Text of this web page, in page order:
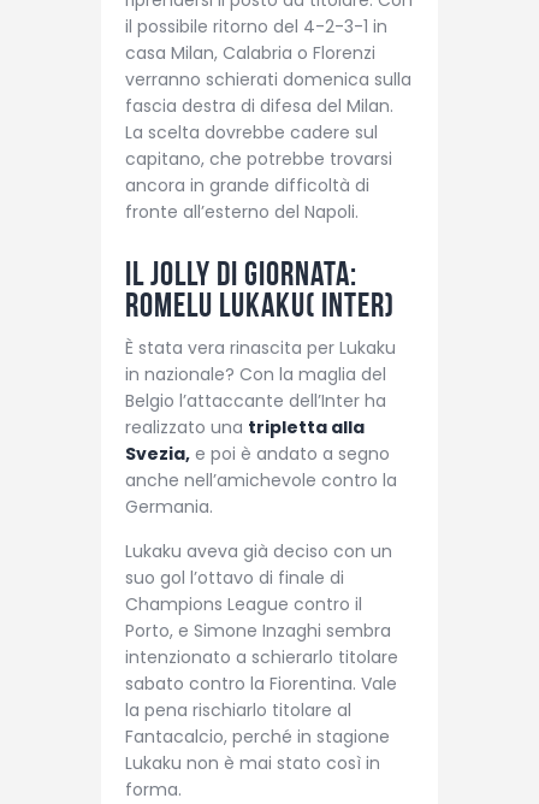
il possibile ritorno del 4-2-3-1 in
casa Milan, Calabria o Florenzi
verranno schierati domenica sulla
fascia destra di difesa del Milan.
La scelta dovrebbe cadere sul
capitano, che potrebbe trovarsi
ancora in grande difficoltà di
fronte all’esterno del Napoli.
Il jolly di giornata:
Romelu Lukaku( Inter)
È stata vera rinascita per Lukaku
in nazionale? Con la maglia del
Belgio l’attaccante dell’Inter ha
realizzato una tripletta alla
Svezia, e poi è andato a segno
anche nell’amichevole contro la
Germania.
Lukaku aveva già deciso con un
suo gol l’ottavo di finale di
Champions League contro il
Porto, e Simone Inzaghi sembra
intenzionato a schierarlo titolare
sabato contro la Fiorentina. Vale
la pena rischiarlo titolare al
Fantacalcio, perché in stagione
Lukaku non è mai stato così in
forma.